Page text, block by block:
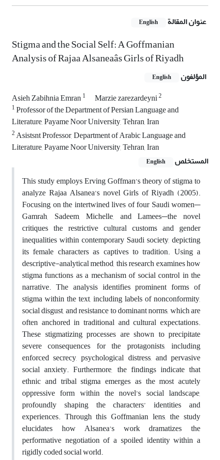
عنوان المقالة English
Stigma and the Social Self: A Goffmanian
Analysis of Rajaa Alsaneaâs Girls of Riyadh
المؤلفون English
Asieh Zabihnia Emran1 Marzie zarezardeyni2
1Professor of the Department of Persian Language and
Literature, Payame Noor University, Tehran, Iran
2Asistsnt Professor, Department of Arabic Language and
Literature, Payame Noor University, Tehran, Iran
المستخلص
English
This study employs Erving Goffman’s theory of stigma to
analyze Rajaa Alsanea’s novel Girls of Riyadh (2005).
Focusing on the intertwined lives of four Saudi women—
Gamrah, Sadeem, Michelle, and Lamees—the novel
critiques the restrictive cultural customs and gender
inequalities within contemporary Saudi society, depicting
its female characters as captives to tradition. Using a
descriptive-analytical method, this research examines how
stigma functions as a mechanism of social control in the
narrative. The analysis identifies prominent forms of
stigma within the text, including labels of nonconformity,
social disgust, and resistance to dominant norms, which are
often anchored in traditional and cultural expectations.
These stigmatizing processes are shown to precipitate
severe consequences for the protagonists, including
enforced secrecy, psychological distress, and pervasive
social anxiety. Furthermore, the findings indicate that
ethnic and tribal stigma emerges as the most acutely
oppressive form within the novel’s social landscape,
profoundly shaping the characters’ identities and
experiences. Through this Goffmanian lens, the study
elucidates how Alsanea’s work dramatizes the
performative negotiation of a spoiled identity within a
rigidly coded social world.